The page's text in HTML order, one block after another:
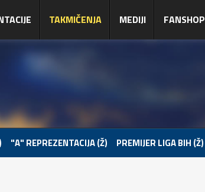
TAKMIČENJA MEDIJI FANSHOP
"A" REPREZENTACIJA (Ž) PREMIJER LIGA BIH (Ž)